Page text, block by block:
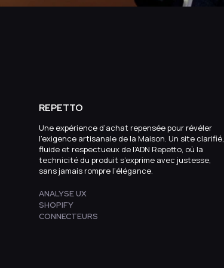
REPETTO
Une expérience d’achat repensée pour révéler
l’exigence artisanale de la Maison. Un site clarifié,
fluide et respectueux de l’ADN Repetto, où la
technicité du produit s’exprime avec justesse,
sans jamais rompre l’élégance.
ANALYSE UX
SHOPIFY
CONNECTEURS